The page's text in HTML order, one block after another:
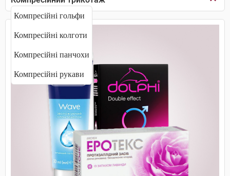
Компресійні гольфи
Компресійні колготи
Компресійні панчохи
Компресійні рукави